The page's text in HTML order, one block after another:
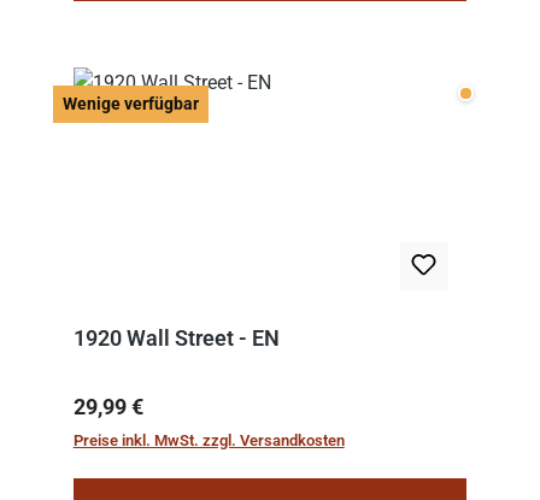
Wenige verfügbar Wenige
1920 Wall Street - EN
Regulärer Preis:
29,99 €
Preise inkl. MwSt. zzgl. Versandkosten